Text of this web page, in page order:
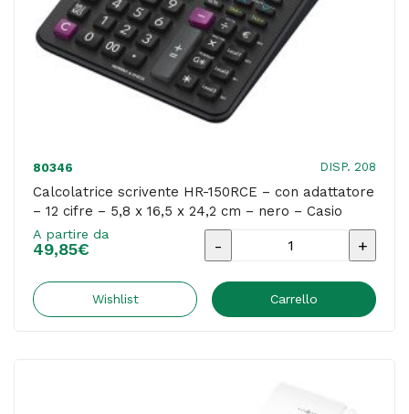
-
bianco
-
Casio
quantità
80346 DISP. 208
Calcolatrice scrivente HR-150RCE – con adattatore
– 12 cifre – 5,8 x 16,5 x 24,2 cm – nero – Casio
A partire da
49,85€
Calcolatrice
HR-
Wishlist Carrello